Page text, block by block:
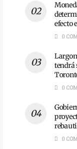
efecto
0
tendrá
0
0